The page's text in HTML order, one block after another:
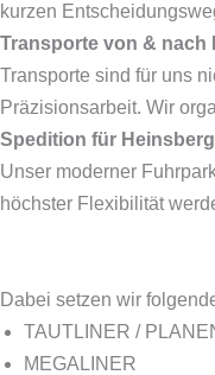
kurzen
Transporte von & nach
Transporte sind für uns
Präzisionsarbeit. Wir
Spedition für Heinsberg
Unser moderner
höchster Flexibilität
Dabei setzen wir
TAUTLINER /
MEGALINER